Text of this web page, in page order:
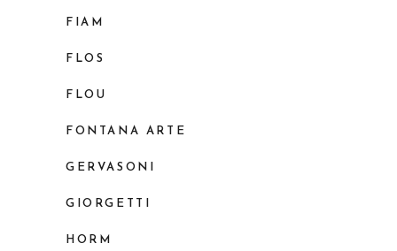
FIAM
FLOS
FLOU
FONTANA ARTE
GERVASONI
GIORGETTI
HORM